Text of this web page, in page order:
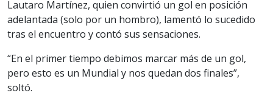
Lautaro Martínez, quien convirtió un gol en posición
adelantada (solo por un hombro), lamentó lo sucedido
tras el encuentro y contó sus sensaciones.
“En el primer tiempo debimos marcar más de un gol,
pero esto es un Mundial y nos quedan dos finales”,
soltó.